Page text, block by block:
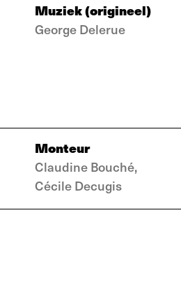
Muziek (origineel)
George Delerue
Monteur
Claudine Bouché,
Cécile Decugis